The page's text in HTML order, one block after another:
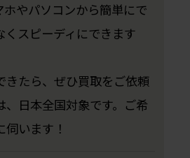
ホやパソコンから簡単にで
くスピーディにできます
きたら、ぜひ買取をご依頼
、日本全国対象です。ご希
います！